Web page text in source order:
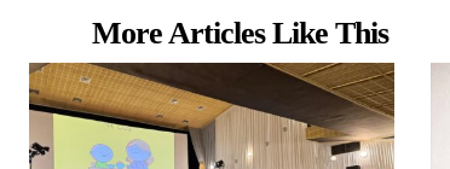
More Articles Like This